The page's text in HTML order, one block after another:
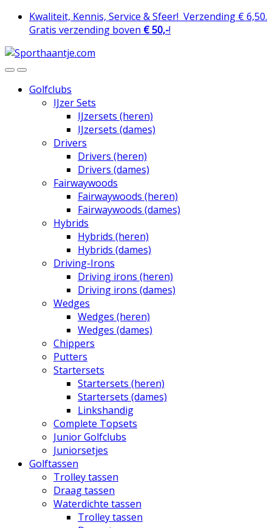
Skip
Skip Kwaliteit, Kennis, Service & Sfeer! Verzending € 6,50.
Gratis verzending boven € 50,-!
Golfclubs
IJzer Sets
IJzersets (heren)
IJzersets (dames)
Drivers
Drivers (heren)
Drivers (dames)
Fairwaywoods
Fairwaywoods (heren)
Fairwaywoods (dames)
Hybrids
Hybrids (heren)
Hybrids (dames)
Driving-Irons
Driving irons (heren)
Driving irons (dames)
Wedges
Wedges (heren)
Wedges (dames)
Chippers
Putters
Startersets
Startersets (heren)
Startersets (dames)
Linkshandig
Complete Topsets
Junior Golfclubs
Juniorsetjes
Golftassen
Trolley tassen
Draag tassen
Waterdichte tassen
Trolley tassen